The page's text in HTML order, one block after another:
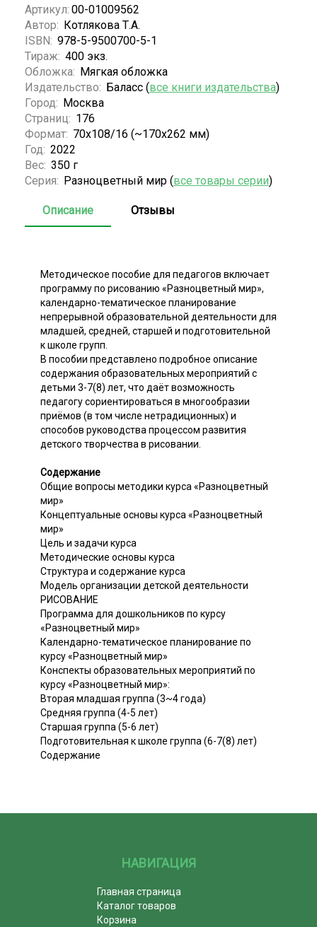
Артикул: 00-01009562
Автор: Котлякова Т.А.
ISBN: 978-5-9500700-5-1
Тираж: 400 экз.
Обложка: Мягкая обложка
Издательство: Баласс (все книги издательства)
Город: Москва
Страниц: 176
Формат: 70x108/16 (~170х262 мм)
Год: 2022
Вес: 350 г
Серия: Разноцветный мир (все товары серии)
Описание Отзывы
Методическое пособие для педагогов включает
программу по рисованию «Разноцветный мир»,
календарно-тематическое планирование
непрерывной образовательной деятельности для
младшей, средней, старшей и подготовительной
к школе групп.
В пособии представлено подробное описание
содержания образовательных мероприятий с
детьми 3-7(8) лет, что даёт возможность
педагогу сориентироваться в многообразии
приёмов (в том числе нетрадиционных) и
способов руководства процессом развития
детского творчества в рисовании.
Содержание
Общие вопросы методики курса «Разноцветный
мир»
Концептуальные основы курса «Разноцветный
мир»
Цель и задачи курса
Методические основы курса
Структура и содержание курса
Модель организации детской деятельности
РИСОВАНИЕ
Программа для дошкольников по курсу
«Разноцветный мир»
Календарно-тематическое планирование по
курсу «Разноцветный мир»
Конспекты образовательных мероприятий по
курсу «Разноцветный мир»:
Вторая младшая группа (3~4 года)
Средняя группа (4-5 лет)
Старшая группа (5-6 лет)
Подготовительная к школе группа (6-7(8) лет)
Содержание
НАВИГАЦИЯ
Главная страница
Каталог товаров
Корзина